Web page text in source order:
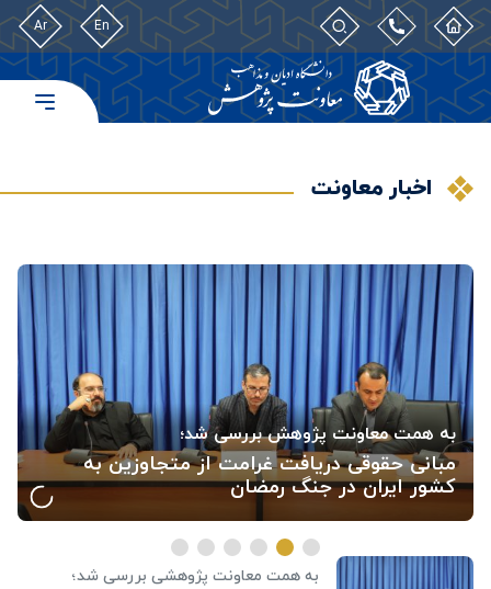
En
Ar
اخبار معاونت
به همت معاونت پژوهش بررسی شد؛
مبانی حقوقی دریافت غرامت از متجاوزین به
کشور ایران در جنگ رمضان
به همت معاونت پژوهشی بررسی شد؛